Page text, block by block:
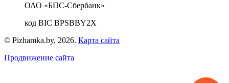
ОАО «БПС-Сбербанк»
код BIC BPSBBY2X
© Pizhamka.by, 2026. Карта сайта
Продвижение сайта